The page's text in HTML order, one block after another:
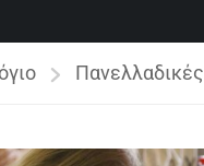
Πανελλαδικές